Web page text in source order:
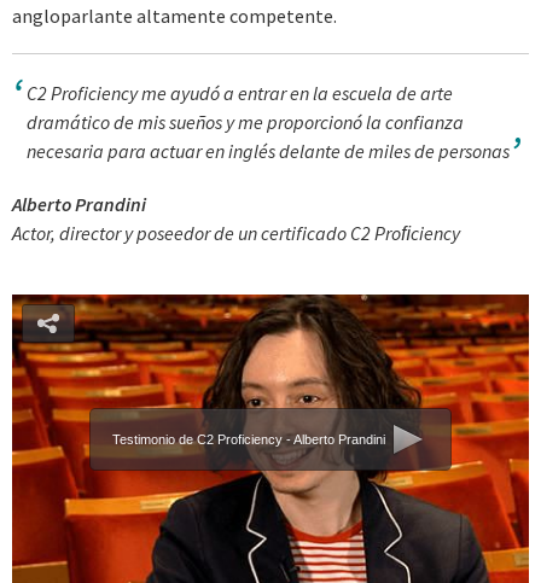
angloparlante altamente competente.
C2 Proficiency me ayudó a entrar en la escuela de arte
dramático de mis sueños y me proporcionó la confianza
necesaria para actuar en inglés delante de miles de personas
Alberto Prandini
Actor, director y poseedor de un certificado C2 Proﬁciency
Testimonio de C2 Proficiency - Alberto Prandini